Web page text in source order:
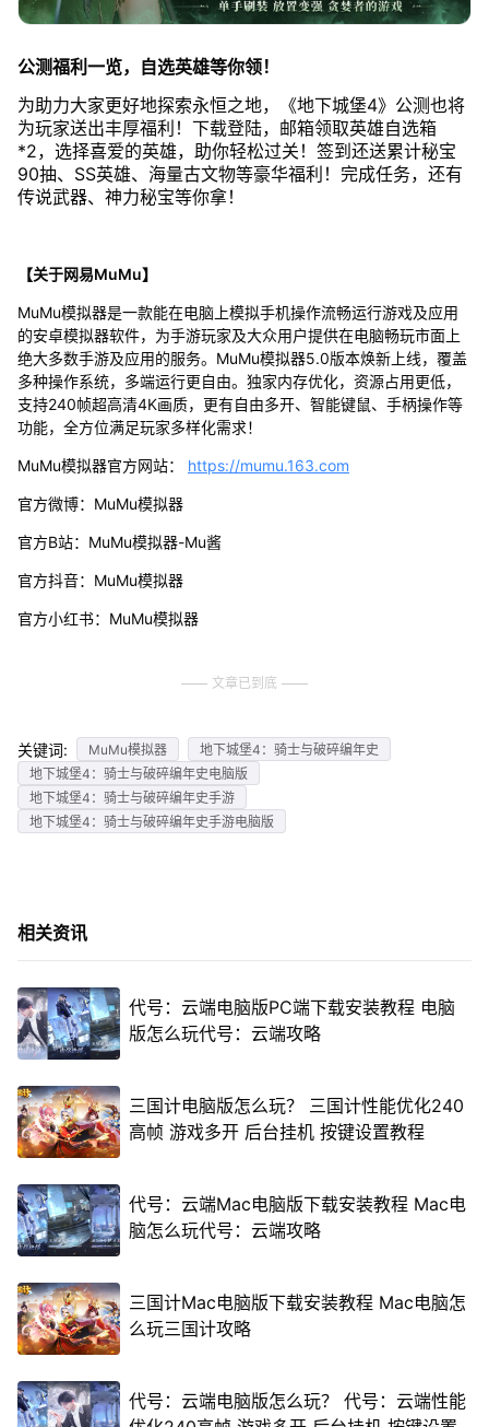
公测福利一览，自选英雄等你领！
为助力大家更好地探索永恒之地，《地下城堡4》公测也将
为玩家送出丰厚福利！下载登陆，邮箱领取英雄自选箱
*2，选择喜爱的英雄，助你轻松过关！签到还送累计秘宝
90抽、SS英雄、海量古文物等豪华福利！完成任务，还有
传说武器、神力秘宝等你拿！
【关于网易MuMu】
MuMu模拟器是一款能在电脑上模拟手机操作流畅运行游戏及应用
的安卓模拟器软件，为手游玩家及大众用户提供在电脑畅玩市面上
绝大多数手游及应用的服务。MuMu模拟器5.0版本焕新上线，覆盖
多种操作系统，多端运行更自由。独家内存优化，资源占用更低，
支持240帧超高清4K画质，更有自由多开、智能键鼠、手柄操作等
功能，全方位满足玩家多样化需求！
MuMu模拟器官方网站： https://mumu.163.com
官方微博：MuMu模拟器
官方B站：MuMu模拟器-Mu酱
官方抖音：MuMu模拟器
官方小红书：MuMu模拟器
文章已到底
关键词: MuMu模拟器
地下城堡4：骑士与破碎编年史
地下城堡4：骑士与破碎编年史电脑版
地下城堡4：骑士与破碎编年史手游
地下城堡4：骑士与破碎编年史手游电脑版
相关资讯
代号：云端电脑版PC端下载安装教程 电脑
版怎么玩代号：云端攻略
三国计电脑版怎么玩？ 三国计性能优化240
高帧 游戏多开 后台挂机 按键设置教程
代号：云端Mac电脑版下载安装教程 Mac电
脑怎么玩代号：云端攻略
三国计Mac电脑版下载安装教程 Mac电脑怎
么玩三国计攻略
代号：云端电脑版怎么玩？ 代号：云端性能